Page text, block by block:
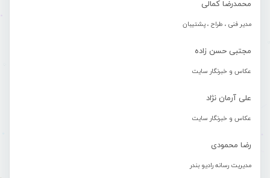
محمدرضا کمالی
مدیر فنی ، طراح ، پشتیبان
مجتبی حسن زاده
عکاس و خبرنگار سایت
علی آرمان نژاد
عکاس و خبرنگار سایت
رضا محمودی
مدیریت رسانه رادیو بندر